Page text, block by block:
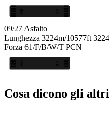
27
09
09/27 Asfalto
Lunghezza 3224m/10577ft
Forza 61/F/B/W/T PCN
27
09
Cosa dicono gli